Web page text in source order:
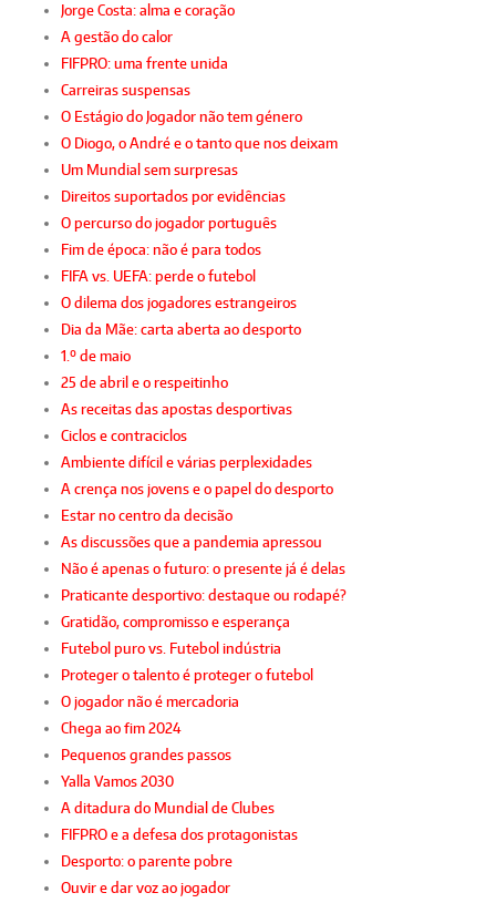
Jorge Costa: alma e coração
A gestão do calor
FIFPRO: uma frente unida
Carreiras suspensas
O Estágio do Jogador não tem género
O Diogo, o André e o tanto que nos deixam
Um Mundial sem surpresas
Direitos suportados por evidências
O percurso do jogador português
Fim de época: não é para todos
FIFA vs. UEFA: perde o futebol
O dilema dos jogadores estrangeiros
Dia da Mãe: carta aberta ao desporto
1.º de maio
25 de abril e o respeitinho
As receitas das apostas desportivas
Ciclos e contraciclos
Ambiente difícil e várias perplexidades
A crença nos jovens e o papel do desporto
Estar no centro da decisão
As discussões que a pandemia apressou
Não é apenas o futuro: o presente já é delas
Praticante desportivo: destaque ou rodapé?
Gratidão, compromisso e esperança
Futebol puro vs. Futebol indústria
Proteger o talento é proteger o futebol
O jogador não é mercadoria
Chega ao fim 2024
Pequenos grandes passos
Yalla Vamos 2030
A ditadura do Mundial de Clubes
FIFPRO e a defesa dos protagonistas
Desporto: o parente pobre
Ouvir e dar voz ao jogador